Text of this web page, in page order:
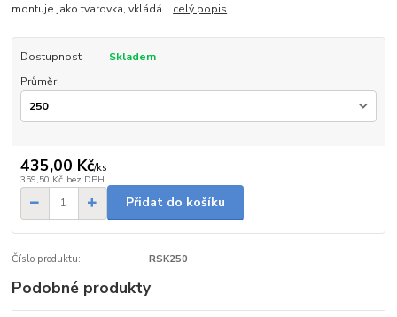
montuje jako tvarovka, vkládá... celý popis
Dostupnost
Skladem
Průměr
435,00 Kč/ks
359,50 Kč bez DPH
Přidat do košíku
Číslo produktu: RSK250
Podobné produkty